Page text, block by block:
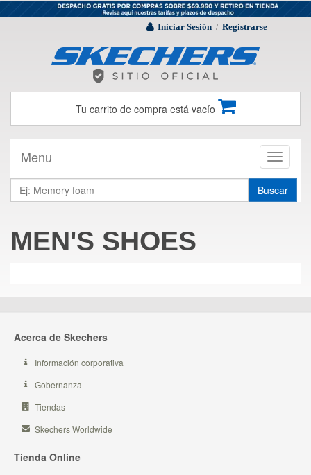
Iniciar Sesión / Registrarse
Tu carrito de compra está vacío
Toggle
Menu
Buscar
MEN'S SHOES
Acerca de Skechers
Información corporativa
Gobernanza
Tiendas
Skechers Worldwide
Tienda Online